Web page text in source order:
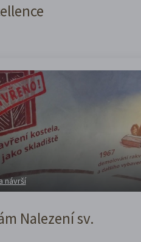
návrší
Nalezení sv.